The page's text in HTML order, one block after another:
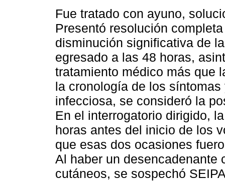
Fue tratado con ayuno,
Presentó resolución
disminución significativa de
egresado a las 48 horas,
tratamiento médico más que
la cronología de los
infecciosa, se consideró la
En el interrogatorio dirigido,
horas antes del inicio de los
que esas dos ocasiones
Al haber un desencadenante
cutáneos, se sospechó